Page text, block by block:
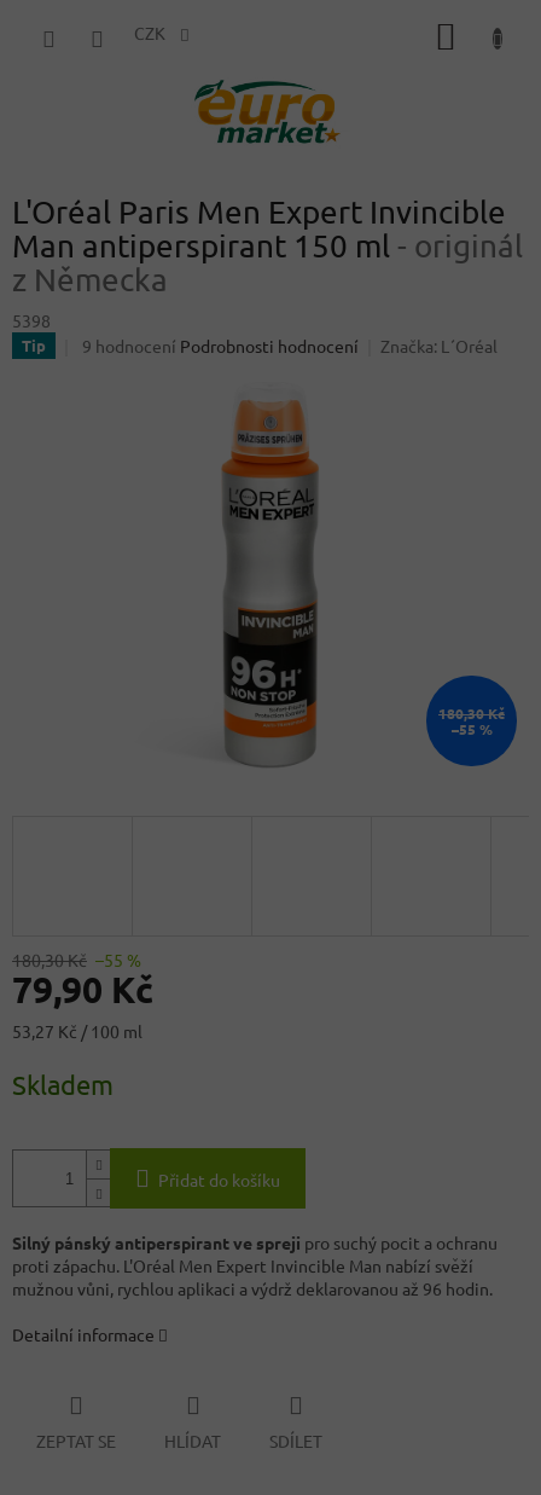
CZK
L'Oréal Paris Men Expert Invincible
Man antiperspirant 150 ml - originál
z Německa
5398
Tip
Průměrné
9 hodnocení Podrobnosti hodnocení Značka: L´Oréal
180,30 Kč
–55 %
180,30 Kč –55 %
79,90 Kč
Měrná
53,27 Kč / 100 ml
Skladem
Přidat do košíku
Silný pánský antiperspirant ve spreji pro suchý pocit a ochranu
proti zápachu. L'Oréal Men Expert Invincible Man nabízí svěží
mužnou vůni, rychlou aplikaci a výdrž deklarovanou až 96 hodin.
Detailní informace
ZEPTAT SE HLÍDAT SDÍLET